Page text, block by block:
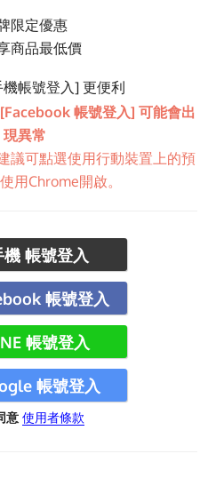
限定優惠
商品最低價
帳號登入] 更便利
帳號登入] 可能會出
現異常
議可點選使用行動裝置上的預
用Chrome開啟。
機 帳號登入
帳號登入
帳號登入
帳號登入
意 使用者條款